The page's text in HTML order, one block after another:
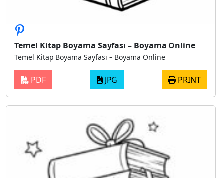
Temel Kitap Boyama Sayfası – Boyama Online
Temel Kitap Boyama Sayfası – Boyama Online
PDF JPG PRINT